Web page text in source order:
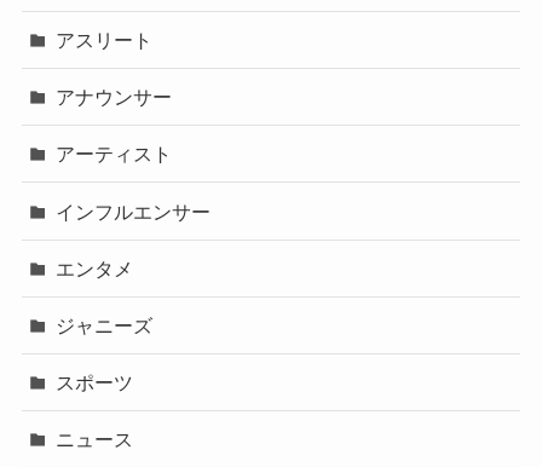
アスリート
アナウンサー
アーティスト
インフルエンサー
エンタメ
ジャニーズ
スポーツ
ニュース